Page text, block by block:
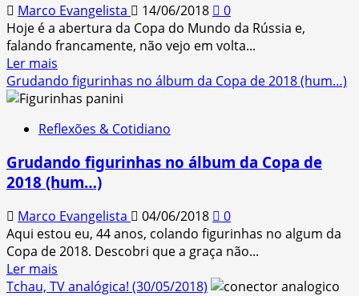
Conclusões
e
Memórias
Marco Evangelista 14/06/2018
0
Hoje é a abertura da Copa do Mundo da Rússia e,
falando francamente, não vejo em volta...
Ler mais
more
about
da
2018
–
desinteresse!
Grudando figurinhas no álbum da Copa de 2018 (hum…)
Reflexões & Cotidiano
Grudando figurinhas no álbum da Copa de
2018 (hum…)
Marco Evangelista 04/06/2018
0
Aqui estou eu, 44 anos, colando figurinhas no algum da
Copa de 2018. Descobri que a graça não...
Ler mais
more
Tchau, TV analógica! (30/05/2018)